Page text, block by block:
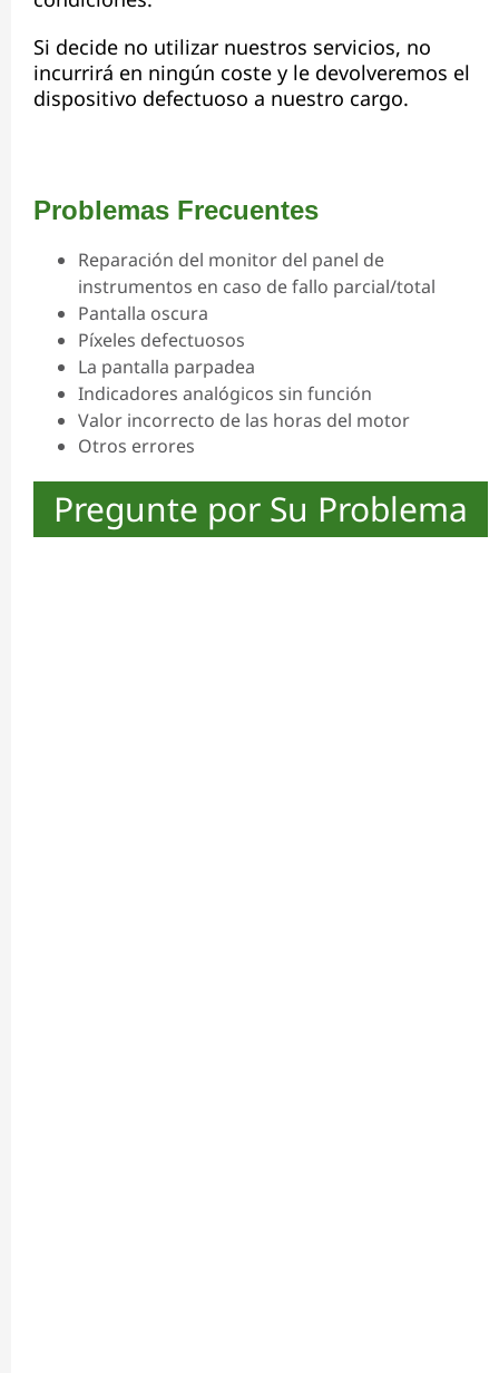
Si decide no utilizar nuestros servicios, no
incurrirá en ningún coste y le devolveremos el
dispositivo defectuoso a nuestro cargo.
Problemas Frecuentes
Reparación del monitor del panel de
instrumentos en caso de fallo parcial/total
Pantalla oscura
Píxeles defectuosos
La pantalla parpadea
Indicadores analógicos sin función
Valor incorrecto de las horas del motor
Otros errores
Pregunte por Su Problema